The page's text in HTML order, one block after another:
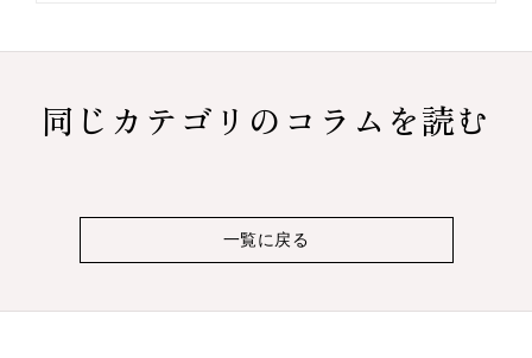
同じカテゴリのコラムを読む
一覧に戻る